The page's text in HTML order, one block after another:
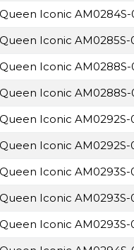
Iconic AM0284S-
Iconic AM0285S-
Iconic AM0288S-
Iconic
Iconic AM0292S-
Iconic AM0292S-
Iconic AM0293S-
Iconic AM0293S-
Iconic AM0293S-